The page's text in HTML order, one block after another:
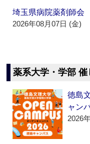
埼玉県病院薬剤師
2026年08月07日 (金)
薬系大学・学部 催
徳島
ャン
2026